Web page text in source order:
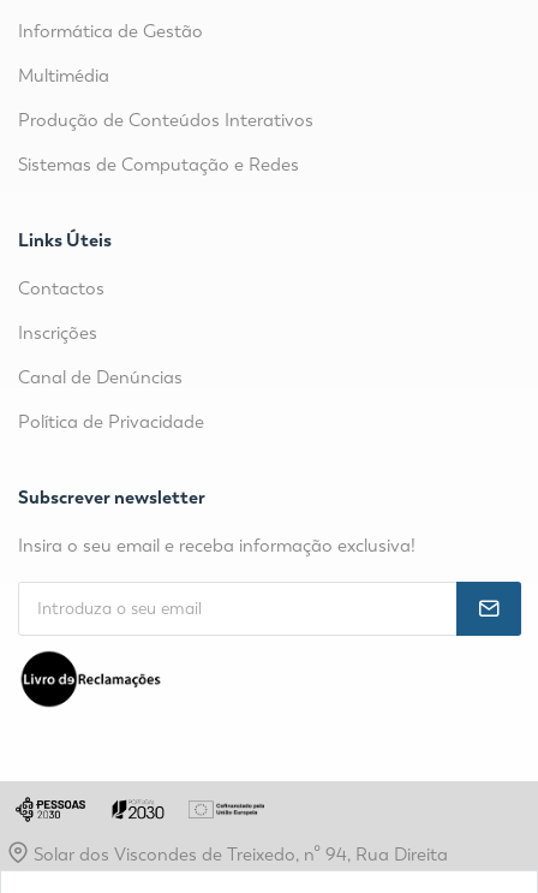
Informática de Gestão
Multimédia
Produção de Conteúdos Interativos
Sistemas de Computação e Redes
Links Úteis
Contactos
Inscrições
Canal de Denúncias
Política de Privacidade
Subscrever newsletter
Insira o seu email e receba informação exclusiva!
Solar dos Viscondes de Treixedo, nº 94, Rua Direita